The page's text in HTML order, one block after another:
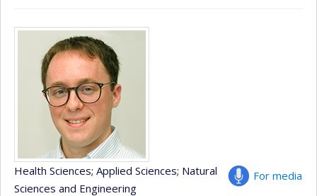
For media
Health Sciences; Applied Sciences; Natural
Sciences and Engineering